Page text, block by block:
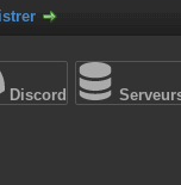
Discord